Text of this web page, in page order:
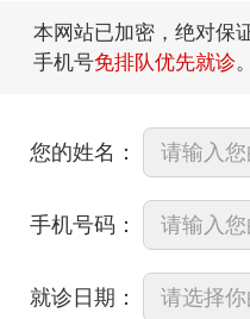
本网站已加密，绝对保
手机号免排队优先就诊。
您的姓名：
手机号码：
就诊日期：